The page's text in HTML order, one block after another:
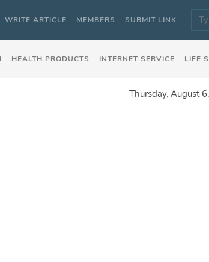
WRITE ARTICLE MEMBERS SUBMIT LINK
HEALTH PRODUCTS INTERNET SERVICE LIFE
Thursday, August